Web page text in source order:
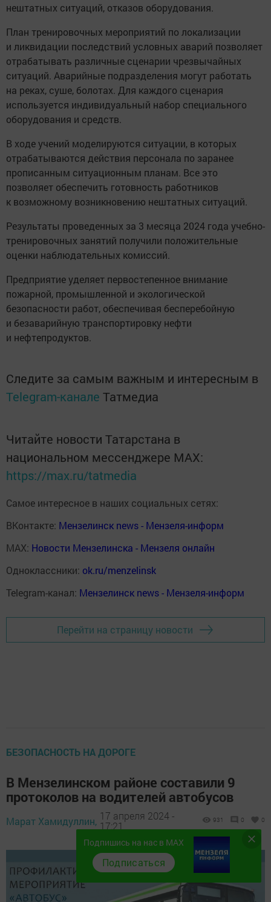
нештатных ситуаций, отказов оборудования.
План тренировочных мероприятий по локализации
и ликвидации последствий условных аварий позволяет
отрабатывать различные сценарии чрезвычайных
ситуаций. Аварийные подразделения могут работать
на реках, суше, болотах. Для каждого сценария
используется индивидуальный набор специального
оборудования и средств.
В ходе учений моделируются ситуации, в которых
отрабатываются действия персонала по заранее
прописанным ситуационным планам. Все это
позволяет обеспечить готовность работников
к возможному возникновению нештатных ситуаций.
Результаты проведенных за 3 месяца 2024 года учебно-
тренировочных занятий получили положительные
оценки наблюдательных комиссий.
Предприятие уделяет первостепенное внимание
пожарной, промышленной и экологической
безопасности работ, обеспечивая бесперебойную
и безаварийную транспортировку нефти
и нефтепродуктов.
Следите за самым важным и интересным в
Telegram-канале Татмедиа
Читайте новости Татарстана в
национальном мессенджере MАХ:
https://max.ru/tatmedia
Самое интересное в наших социальных сетях:
ВКонтакте: Мензелинск news - Мензеля-информ
MAX: Новости Мензелинска - Мензеля онлайн
Одноклассники: ok.ru/menzelinsk
Telegram-канал: Мензелинск news - Мензеля-информ
Перейти на страницу новости
БЕЗОПАСНОСТЬ НА ДОРОГЕ
В Мензелинском районе составили 9
протоколов на водителей автобусов
Марат Хамидуллин, 17 апреля 2024 -
17:21
931 0 0
Подпишись на нас в MAX
Подписаться